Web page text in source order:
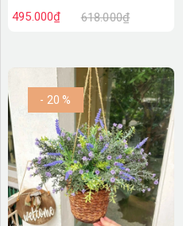
495.000₫ 618.000₫
- 20 %